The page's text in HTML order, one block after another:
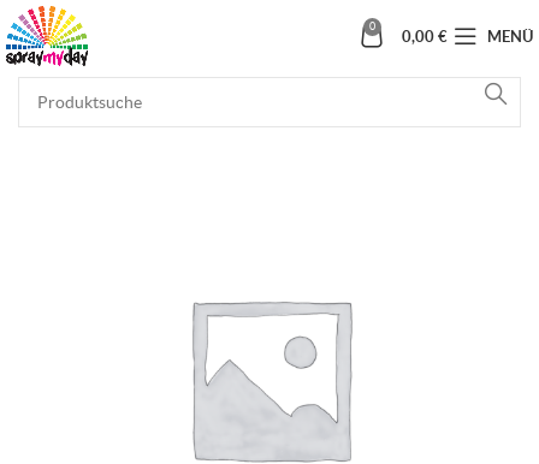
0
0,00 € MENÜ